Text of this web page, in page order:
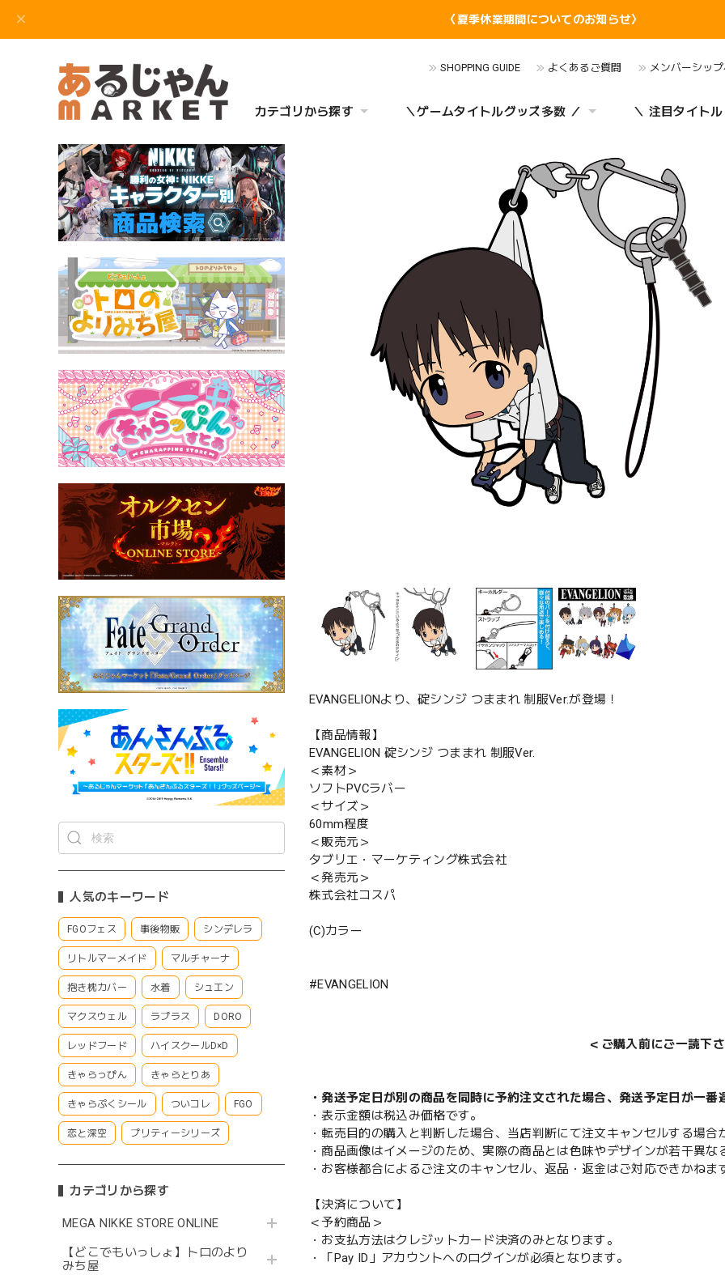
〈夏季休業期間についてのお知らせ〉
SHOPPING GUIDE よくあるご質問 メンバーシッ
カテゴリから探す ＼ゲームタイトルグッズ多数 ／ ＼ 注目タイト
人気のキーワード
FGOフェス 事後物販 シンデレラ
リトルマーメイド マルチャーナ
抱き枕カバー 水着 シュエン
マクスウェル ラプラス DORO
レッドフード ハイスクールD×D
きゃらっぴん きゃらとりあ
きゃらぷくシール ついコレ FGO
恋と深空 プリティーシリーズ
カテゴリから探す
MEGA NIKKE STORE ONLINE
【どこでもいっしょ】トロのより
みち屋
EVANGELIONより、碇シンジ つままれ 制服Ver.が登場！
【商品情報】
EVANGELION 碇シンジ つままれ 制服Ver.
＜素材＞
ソフトPVCラバー
＜サイズ＞
60mm程度
＜販売元＞
タブリエ・マーケティング株式会社
＜発売元＞
株式会社コスパ
(C)カラー
#EVANGELION
＜ご購入前にご一読下
・発送予定日が別の商品を同時に予約注文された場合、発送予定日が一
・表示金額は税込み価格です。
・転売目的の購入と判断した場合、当店判断にて注文キャンセルする場合
・商品画像はイメージのため、実際の商品とは色味やデザインが若干異な
・お客様都合によるご注文のキャンセル、返品・返金はご対応できかねま
【決済について】
＜予約商品＞
・お支払方法はクレジットカード決済のみとなります。
・「Pay ID」アカウントへのログインが必須となります。